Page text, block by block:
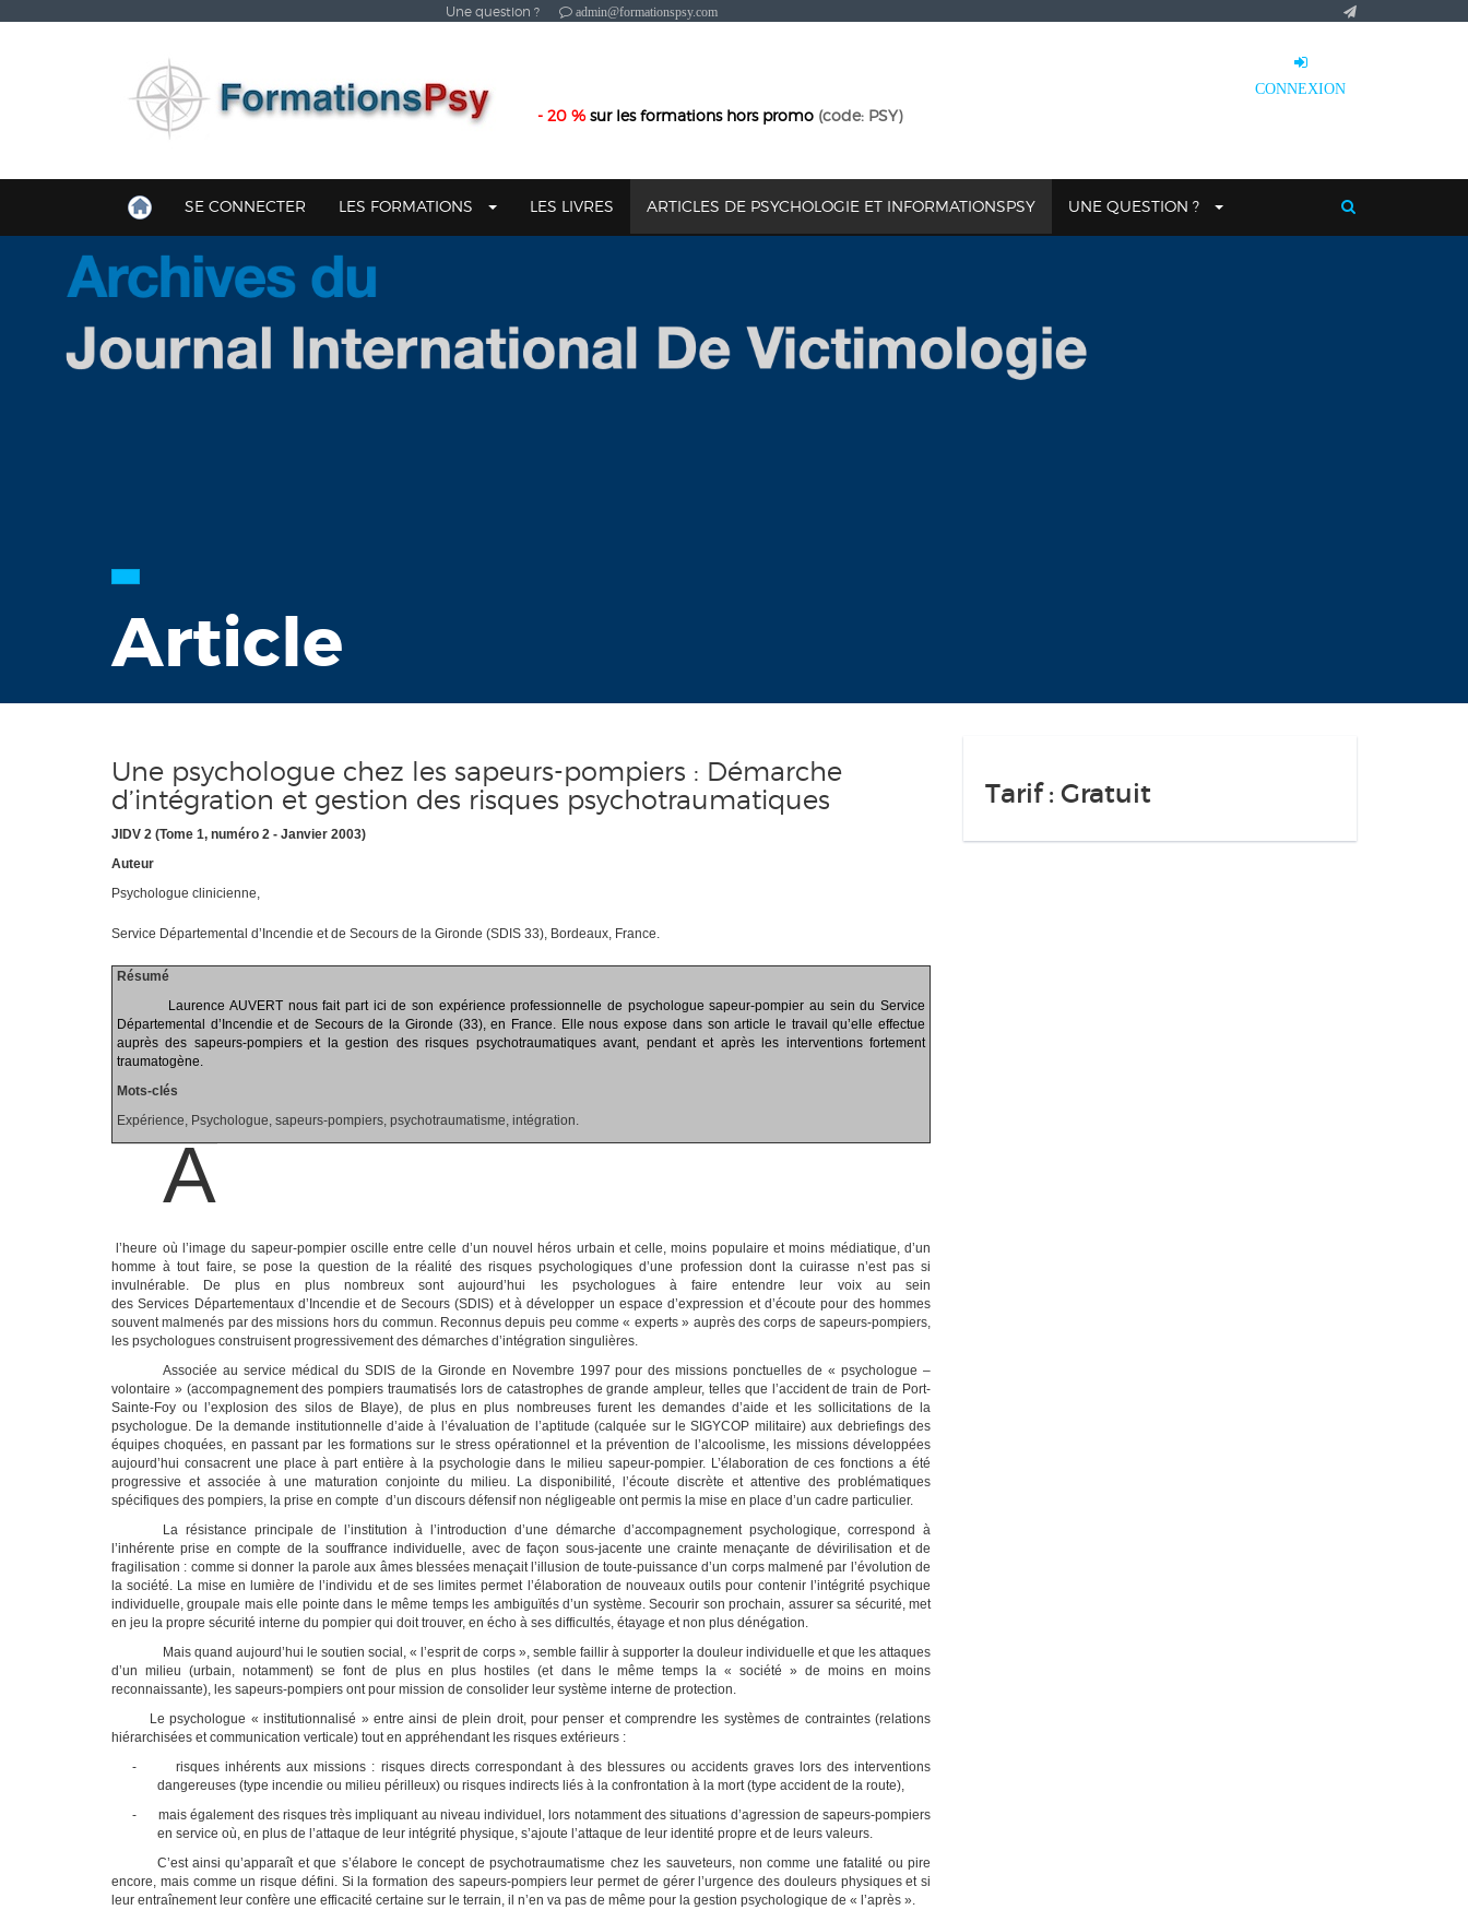
Une question ? admin@formationspsy.com
CONNEXION
- 20 %sur les formations hors promo (code: PSY)
SE CONNECTER LES FORMATIONS LES LIVRES ARTICLES DE PSYCHOLOGIE ET INFORMATIONSPSY UNE QUESTION ?
Article
Une psychologue chez les sapeurs-pompiers : Démarche
d’intégration et gestion des risques psychotraumatiques
JIDV 2 (Tome 1, numéro 2 - Janvier 2003)
Auteur
Psychologue clinicienne,
Service Départemental d’Incendie et de Secours de la Gironde (SDIS 33), Bordeaux, France.
Résumé
Laurence AUVERT nous fait part ici de son expérience professionnelle de psychologue sapeur-pompier au sein du Service
Départemental d’Incendie et de Secours de la Gironde (33), en France. Elle nous expose dans son article le travail qu’elle effectue
auprès des sapeurs-pompiers et la gestion des risques psychotraumatiques avant, pendant et après les interventions fortement
traumatogène.
Mots-clés
Expérience, Psychologue, sapeurs-pompiers, psychotraumatisme, intégration.
A
l’heure où l’image du sapeur-pompier oscille entre celle d’un nouvel héros urbain et celle, moins populaire et moins médiatique, d’un
homme à tout faire, se pose la question de la réalité des risques psychologiques d’une profession dont la cuirasse n’est pas si
invulnérable. De plus en plus nombreux sont aujourd’hui les psychologues à faire entendre leur voix au sein
desServices Départementaux d’Incendie et de Secours (SDIS) et à développer un espace d’expression et d’écoute pour des hommes
souvent malmenés par des missions hors du commun. Reconnus depuis peu comme « experts » auprès des corps de sapeurs-pompiers,
les psychologues construisent progressivement des démarches d’intégration singulières.
Associée au service médical du SDIS de la Gironde en Novembre 1997 pour des missions ponctuelles de « psychologue –
volontaire » (accompagnement des pompiers traumatisés lors de catastrophes de grande ampleur, telles que l’accident de train de Port-
Sainte-Foy ou l’explosion des silos de Blaye), de plus en plus nombreuses furent les demandes d’aide et les sollicitations de la
psychologue. De la demande institutionnelle d’aide à l’évaluation de l’aptitude (calquée sur le SIGYCOP militaire) aux debriefings des
équipes choquées, en passant par les formations sur le stress opérationnel et la prévention de l’alcoolisme, les missions développées
aujourd’hui consacrent une place à part entière à la psychologie dans le milieu sapeur-pompier. L’élaboration de ces fonctions a été
progressive et associée à une maturation conjointe du milieu. La disponibilité, l’écoute discrète et attentive des problématiques
spécifiques des pompiers, la prise en compte d’un discours défensif non négligeable ont permis la mise en place d’un cadre particulier.
La résistance principale de l’institution à l’introduction d’une démarche d’accompagnement psychologique, correspond à
l’inhérente prise en compte de la souffrance individuelle, avec de façon sous-jacente une crainte menaçante de dévirilisation et de
fragilisation : comme si donner la parole aux âmes blessées menaçait l’illusion de toute-puissance d’un corps malmené par l’évolution de
la société. La mise en lumière de l’individu et de ses limites permet l’élaboration de nouveaux outils pour contenir l’intégrité psychique
individuelle, groupale mais elle pointe dans le même temps les ambiguïtés d’un système. Secourir son prochain, assurer sa sécurité, met
en jeu la propre sécurité interne du pompier qui doit trouver, en écho à ses difficultés, étayage et non plus dénégation.
Mais quand aujourd’hui le soutien social, « l’esprit de corps », semble faillir à supporter la douleur individuelle et que les attaques
d’un milieu (urbain, notamment) se font de plus en plus hostiles (et dans le même temps la « société » de moins en moins
reconnaissante), les sapeurs-pompiers ont pour mission de consolider leur système interne de protection.
Le psychologue « institutionnalisé » entre ainsi de plein droit, pour penser et comprendre les systèmes de contraintes (relations
hiérarchisées et communication verticale) tout en appréhendant les risques extérieurs :
-
risques inhérents aux missions : risques directs correspondant à des blessures ou accidents graves lors des interventions
dangereuses (type incendie ou milieu périlleux) ou risques indirects liés à la confrontation à la mort (type accident de la route),
-
mais également des risques très impliquant au niveau individuel, lors notamment des situations d’agression de sapeurs-pompiers
en service où, en plus de l’attaque de leur intégrité physique, s’ajoute l’attaque de leur identité propre et de leurs valeurs.
C’est ainsi qu’apparaît et que s’élabore le concept de psychotraumatisme chez les sauveteurs, non comme une fatalité ou pire
encore, mais comme un risque défini. Si la formation des sapeurs-pompiers leur permet de gérer l’urgence des douleurs physiques et si
leur entraînement leur confère une efficacité certaine sur le terrain, il n’en va pas de même pour la gestion psychologique de « l’après ».
Tarif : Gratuit